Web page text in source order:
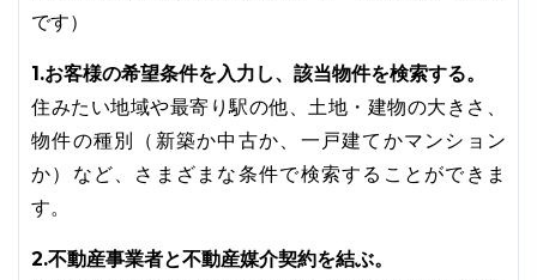
です）
1.お客様の希望条件を入力し、該当物件を検索する。
住みたい地域や最寄り駅の他、土地・建物の大きさ、
物件の種別（新築か中古か、一戸建てかマンション
か）など、さまざまな条件で検索することができま
す。
2.不動産事業者と不動産媒介契約を結ぶ。